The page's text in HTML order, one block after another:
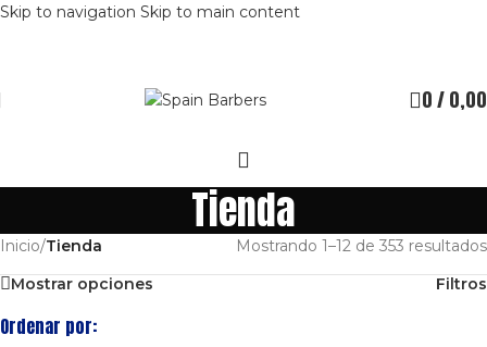
Skip to navigation Skip to main content
0/0,00
Tienda
Inicio/Tienda
Mostrando 1–12 de 353 resultados
Mostrar opciones
Filtros
Ordenar por: